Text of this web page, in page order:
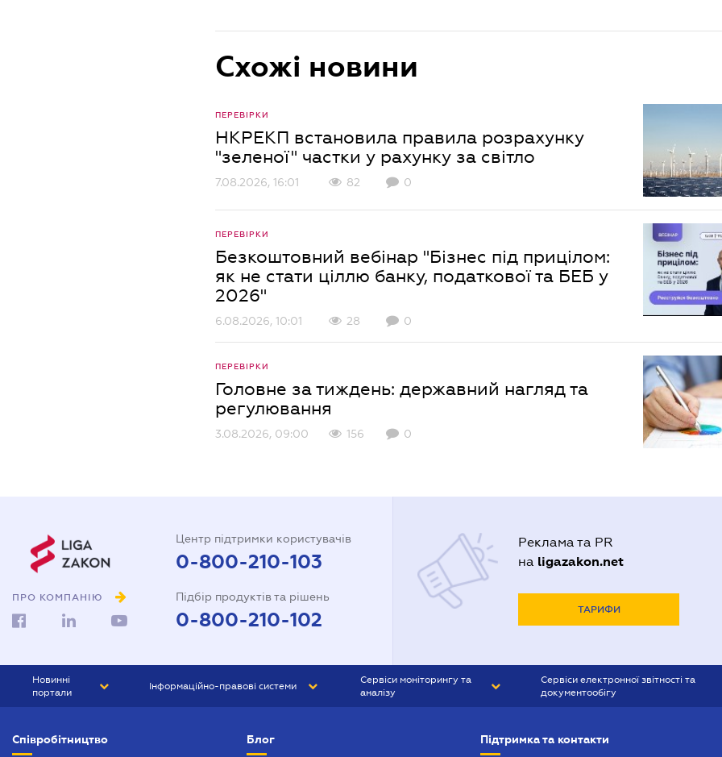
Схожі новини
ПЕРЕВІРКИ
НКРЕКП встановила правила розрахунку
"зеленої" частки у рахунку за світло
7.08.2026, 16:01 82 0
ПЕРЕВІРКИ
Безкоштовний вебінар "Бізнес під прицілом:
як не стати ціллю банку, податкової та БЕБ у
2026"
6.08.2026, 10:01 28 0
ПЕРЕВІРКИ
Головне за тиждень: державний нагляд та
регулювання
3.08.2026, 09:00 156 0
ПРО КОМПАНІЮ
Центр підтримки користувачів
0-800-210-103
Підбір продуктів та рішень
0-800-210-102
Реклама та PR
на ligazakon.net
ТАРИФИ
Новинні
портали
БІЗНЕС
Інформаційно-правові системи
Сервіси моніторингу та
аналізу
Сервіси електронної звітності та
документообігу
Співробітництво Блог Підтримка та контакти